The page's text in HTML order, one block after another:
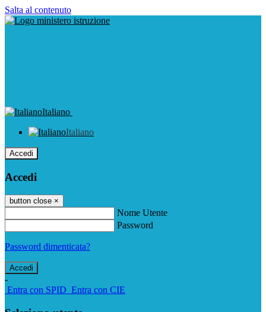
Salta al contenuto
Italiano
Italiano
Accedi
Accedi
button close ×
Nome Utente
Password
Password dimenticata?
-
Entra con SPID Entra con CIE